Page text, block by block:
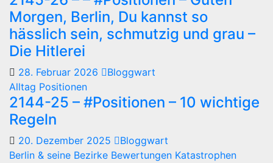
Morgen, Berlin, Du kannst so
hässlich sein, schmutzig und grau –
Die Hitlerei
28. Februar 2026
Bloggwart
Alltag Positionen
2144-25 – #Positionen – 10 wichtige
Regeln
20. Dezember 2025
Bloggwart
Berlin & seine Bezirke Bewertungen Katastrophen